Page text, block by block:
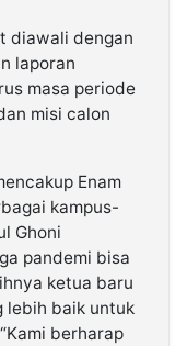
diawali dengan
laporan
masa periode
misi calon
Enam
kampus-
Ghoni
pandemi bisa
ketua baru
lebih baik untuk
berharap